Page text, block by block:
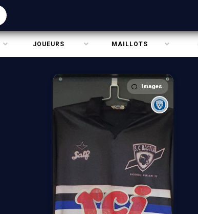
JOUEURS MAILLOTS
Images